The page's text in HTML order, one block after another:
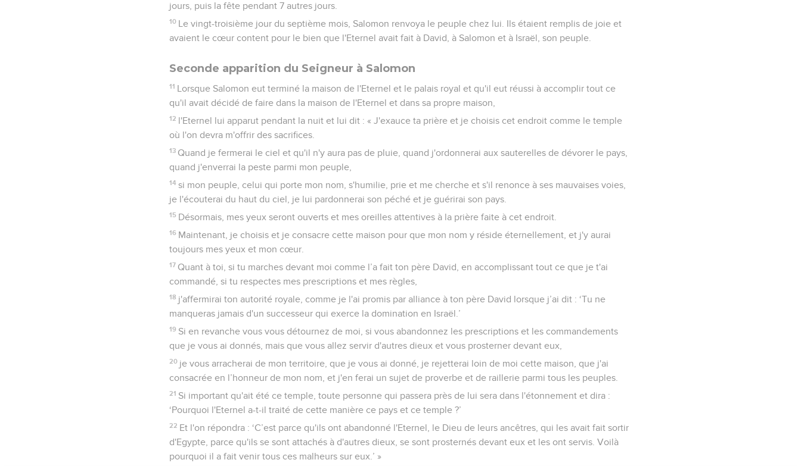
jours, puis la fête pendant 7 autres jours.
10 Le vingt-troisième jour du septième mois, Salomon renvoya le peuple chez lui. Ils étaient remplis de joie et
avaient le cœur content pour le bien que l'Eternel avait fait à David, à Salomon et à Israël, son peuple.
Seconde apparition du Seigneur à Salomon
11 Lorsque Salomon eut terminé la maison de l'Eternel et le palais royal et qu'il eut réussi à accomplir tout ce
qu'il avait décidé de faire dans la maison de l'Eternel et dans sa propre maison,
12 l'Eternel lui apparut pendant la nuit et lui dit : « J'exauce ta prière et je choisis cet endroit comme le temple
où l'on devra m'offrir des sacrifices.
13 Quand je fermerai le ciel et qu'il n'y aura pas de pluie, quand j'ordonnerai aux sauterelles de dévorer le pays,
quand j'enverrai la peste parmi mon peuple,
14 si mon peuple, celui qui porte mon nom, s'humilie, prie et me cherche et s'il renonce à ses mauvaises voies,
je l'écouterai du haut du ciel, je lui pardonnerai son péché et je guérirai son pays.
15 Désormais, mes yeux seront ouverts et mes oreilles attentives à la prière faite à cet endroit.
16 Maintenant, je choisis et je consacre cette maison pour que mon nom y réside éternellement, et j'y aurai
toujours mes yeux et mon cœur.
17 Quant à toi, si tu marches devant moi comme l’a fait ton père David, en accomplissant tout ce que je t'ai
commandé, si tu respectes mes prescriptions et mes règles,
18 j'affermirai ton autorité royale, comme je l'ai promis par alliance à ton père David lorsque j’ai dit : ‘Tu ne
manqueras jamais d'un successeur qui exerce la domination en Israël.’
19 Si en revanche vous vous détournez de moi, si vous abandonnez les prescriptions et les commandements
que je vous ai donnés, mais que vous allez servir d'autres dieux et vous prosterner devant eux,
20 je vous arracherai de mon territoire, que je vous ai donné, je rejetterai loin de moi cette maison, que j'ai
consacrée en l’honneur de mon nom, et j'en ferai un sujet de proverbe et de raillerie parmi tous les peuples.
21 Si important qu'ait été ce temple, toute personne qui passera près de lui sera dans l'étonnement et dira :
‘Pourquoi l'Eternel a-t-il traité de cette manière ce pays et ce temple ?’
22 Et l'on répondra : ‘C’est parce qu'ils ont abandonné l'Eternel, le Dieu de leurs ancêtres, qui les avait fait sortir
d'Egypte, parce qu'ils se sont attachés à d'autres dieux, se sont prosternés devant eux et les ont servis. Voilà
pourquoi il a fait venir tous ces malheurs sur eux.’ »